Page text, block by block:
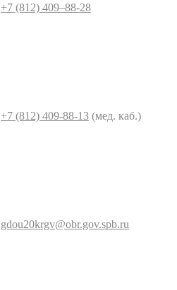
+7 (812) 409–88-28
+7 (812) 409-88-13 (мед. каб.)
gdou20krgv@obr.gov.spb.ru